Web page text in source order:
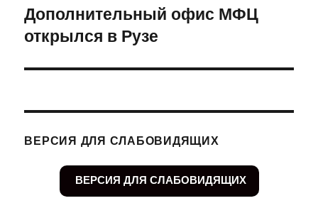
Следующая
запись:
Дополнительный офис МФЦ
открылся в Рузе
ВЕРСИЯ ДЛЯ СЛАБОВИДЯЩИХ
ВЕРСИЯ ДЛЯ СЛАБОВИДЯЩИХ